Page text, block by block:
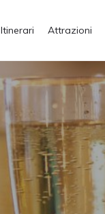
Itinerari Attrazioni